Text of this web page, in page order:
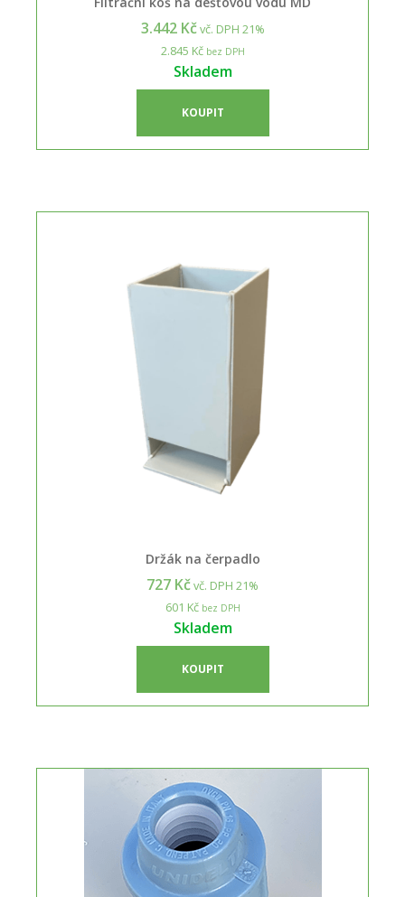
3.442 Kčvč. DPH 21%
2.845 Kčbez DPH
Skladem
KOUPIT
Držák na čerpadlo
727 Kčvč. DPH 21%
601 Kčbez DPH
Skladem
KOUPIT